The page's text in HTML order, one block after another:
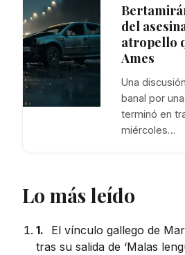
del
atropello
Ames
Una
banal por
terminó en
miércoles…
Lo más leído
1.
El vínculo gallego de
tras su salida de ‘Malas